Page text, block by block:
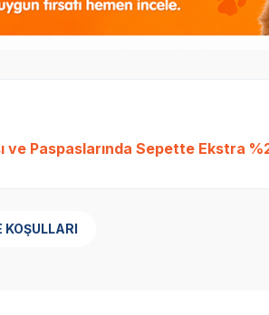
ve Paspaslarında Sepette Ekstra
KOŞULLARI